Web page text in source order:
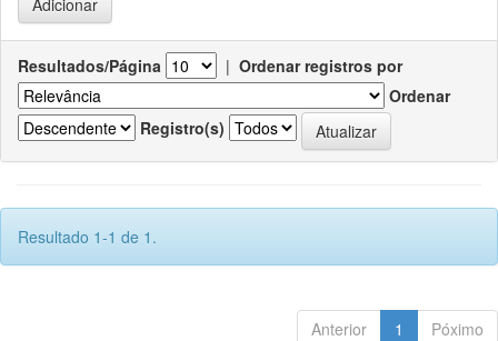
Resultados/Página | Ordenar registros por
Ordenar
Registro(s)
Resultado 1-1 de 1.
Anterior 1 Póximo